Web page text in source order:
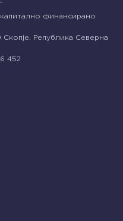
капитално финансирано
Република Северна
452